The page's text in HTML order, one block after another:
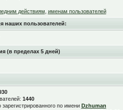
действиям именам пользователей
наших пользователей:
(в пределах 5 дней)
1440
по имени Dzhuman